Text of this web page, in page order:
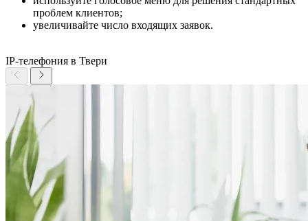
проблем клиентов;
увеличивайте число входящих заявок.
IP-телефония в Твери